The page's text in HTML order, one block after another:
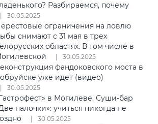
Разбираемся, почему
30.05.2025
ограничения на ловлю
снимают с 31 мая в трех
областях. В том числе в
30.05.2025
фандоковского моста в
уже идет (видео)
30.05.2025
в Могилеве. Суши-бар
палочки»: учиться никогда не
30.05.2025